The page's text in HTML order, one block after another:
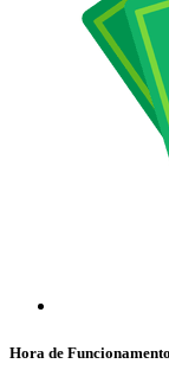
Hora de Funcionamento